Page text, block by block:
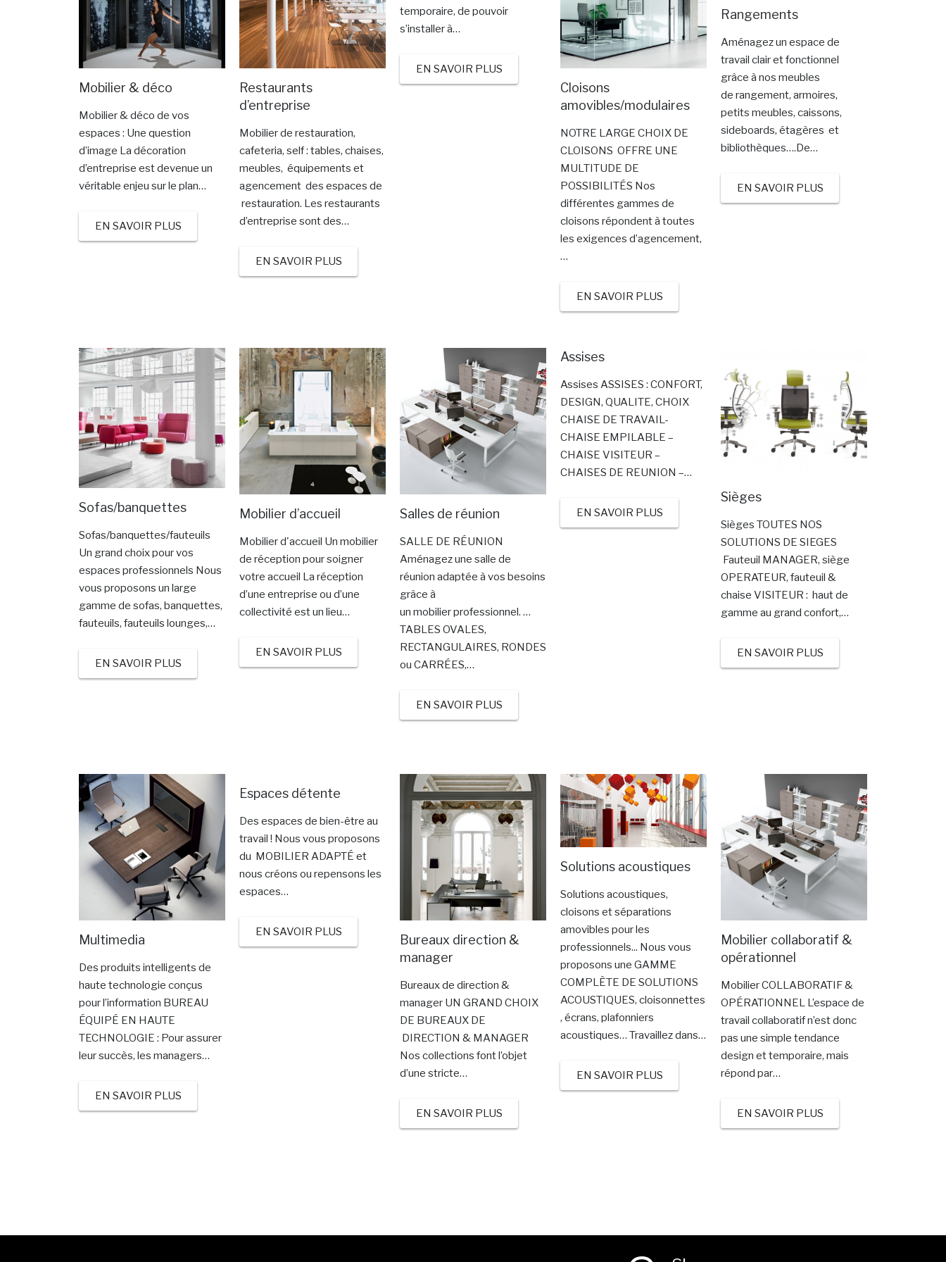
Mobilier & déco
Mobilier & déco de vos
espaces : Une question
d’image La décoration
d’entreprise est devenue un
véritable enjeu sur le plan…
EN SAVOIR PLUS
Restaurants
d’entreprise
Mobilier de restauration,
cafeteria, self : tables, chaises,
meubles, équipements et
agencement des espaces de
restauration. Les restaurants
d’entreprise sont des…
EN SAVOIR PLUS
temporaire, de pouvoir
s’installer à…
EN SAVOIR PLUS
Cloisons
amovibles/modulaires
NOTRE LARGE CHOIX DE
CLOISONS OFFRE UNE
MULTITUDE DE
POSSIBILITÉS Nos
différentes gammes de
cloisons répondent à toutes
les exigences d’agencement,
…
EN SAVOIR PLUS
Rangements
Aménagez un espace de
travail clair et fonctionnel
grâce à nos meubles
de rangement, armoires,
petits meubles, caissons,
sideboards, étagères et
bibliothèques….De…
EN SAVOIR PLUS
Sofas/banquettes
Sofas/banquettes/fauteuils
Un grand choix pour vos
espaces professionnels Nous
vous proposons un large
gamme de sofas, banquettes,
fauteuils, fauteuils lounges,…
EN SAVOIR PLUS
Mobilier d’accueil
Mobilier d'accueil Un mobilier
de réception pour soigner
votre accueil La réception
d’une entreprise ou d’une
collectivité est un lieu…
EN SAVOIR PLUS
Salles de réunion
SALLE DE RÉUNION
Aménagez une salle de
réunion adaptée à vos besoins
grâce à
un mobilier professionnel. …
TABLES OVALES,
RECTANGULAIRES, RONDES
ou CARRÉES,…
EN SAVOIR PLUS
Assises
Assises ASSISES : CONFORT,
DESIGN, QUALITE, CHOIX
CHAISE DE TRAVAIL-
CHAISE EMPILABLE –
CHAISE VISITEUR –
CHAISES DE REUNION –…
EN SAVOIR PLUS
Sièges
Sièges TOUTES NOS
SOLUTIONS DE SIEGES
Fauteuil MANAGER, siège
OPERATEUR, fauteuil &
chaise VISITEUR : haut de
gamme au grand confort,…
EN SAVOIR PLUS
Multimedia
Des produits intelligents de
haute technologie conçus
pour l’information BUREAU
ÉQUIPÉ EN HAUTE
TECHNOLOGIE : Pour assurer
leur succès, les managers…
EN SAVOIR PLUS
Espaces détente
Des espaces de bien-être au
travail ! Nous vous proposons
du MOBILIER ADAPTÉ et
nous créons ou repensons les
espaces…
EN SAVOIR PLUS
Bureaux direction &
manager
Bureaux de direction &
manager UN GRAND CHOIX
DE BUREAUX DE
DIRECTION & MANAGER
Nos collections font l’objet
d’une stricte…
EN SAVOIR PLUS
Solutions acoustiques
Solutions acoustiques,
cloisons et séparations
amovibles pour les
professionnels... Nous vous
proposons une GAMME
COMPLÈTE DE SOLUTIONS
ACOUSTIQUES, cloisonnettes
, écrans, plafonniers
acoustiques… Travaillez dans…
EN SAVOIR PLUS
Mobilier collaboratif &
opérationnel
Mobilier COLLABORATIF &
OPÉRATIONNEL L’espace de
travail collaboratif n’est donc
pas une simple tendance
design et temporaire, mais
répond par…
EN SAVOIR PLUS